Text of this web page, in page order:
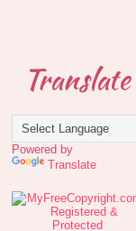
Translate
Powered by
Translate